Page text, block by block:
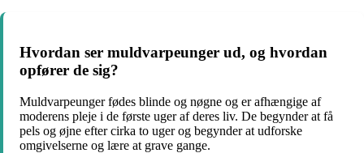
Hvordan ser muldvarpeunger ud, og hvordan
opfører de sig?
Muldvarpeunger fødes blinde og nøgne og er afhængige af
moderens pleje i de første uger af deres liv. De begynder at få
pels og øjne efter cirka to uger og begynder at udforske
omgivelserne og lære at grave gange.